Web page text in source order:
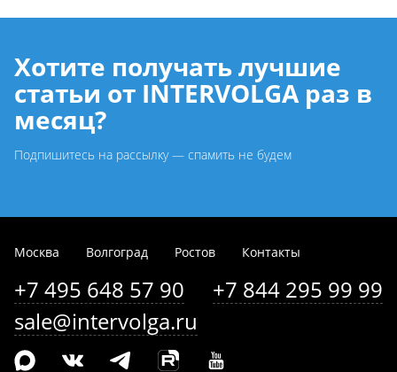
Хотите получать лучшие
статьи от INTERVOLGA раз в
месяц?
Подпишитесь на рассылку — спамить не будем
Москва Волгоград Ростов Контакты
+7 495 648 57 90
+7 844 295 99 99
sale@intervolga.ru